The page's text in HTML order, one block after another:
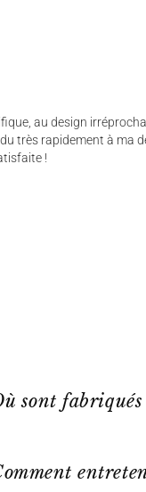
au design
très rapidement à ma
!
sont